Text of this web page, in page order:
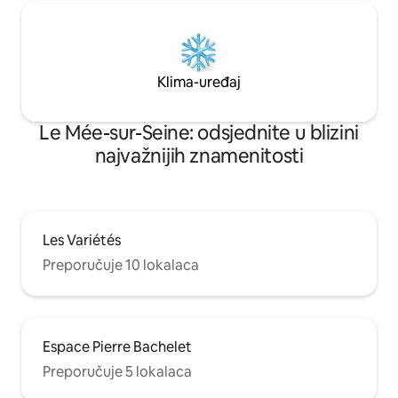
Klima-uređaj
Le Mée-sur-Seine: odsjednite u blizini
najvažnijih znamenitosti
Les Variétés
Preporučuje 10 lokalaca
Espace Pierre Bachelet
Preporučuje 5 lokalaca